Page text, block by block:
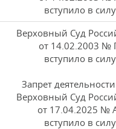
вступило в
Верховный Суд
от 14.02.2003 №
вступило в
Запрет
Верховный Суд
от 17.04.2025 №
вступило в